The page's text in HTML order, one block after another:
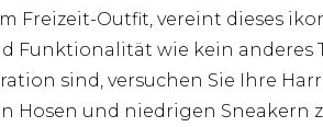
Freizeit-Outfit, vereint dieses
Funktionalität wie kein anderes
sind, versuchen Sie Ihre
Hosen und niedrigen Sneakern